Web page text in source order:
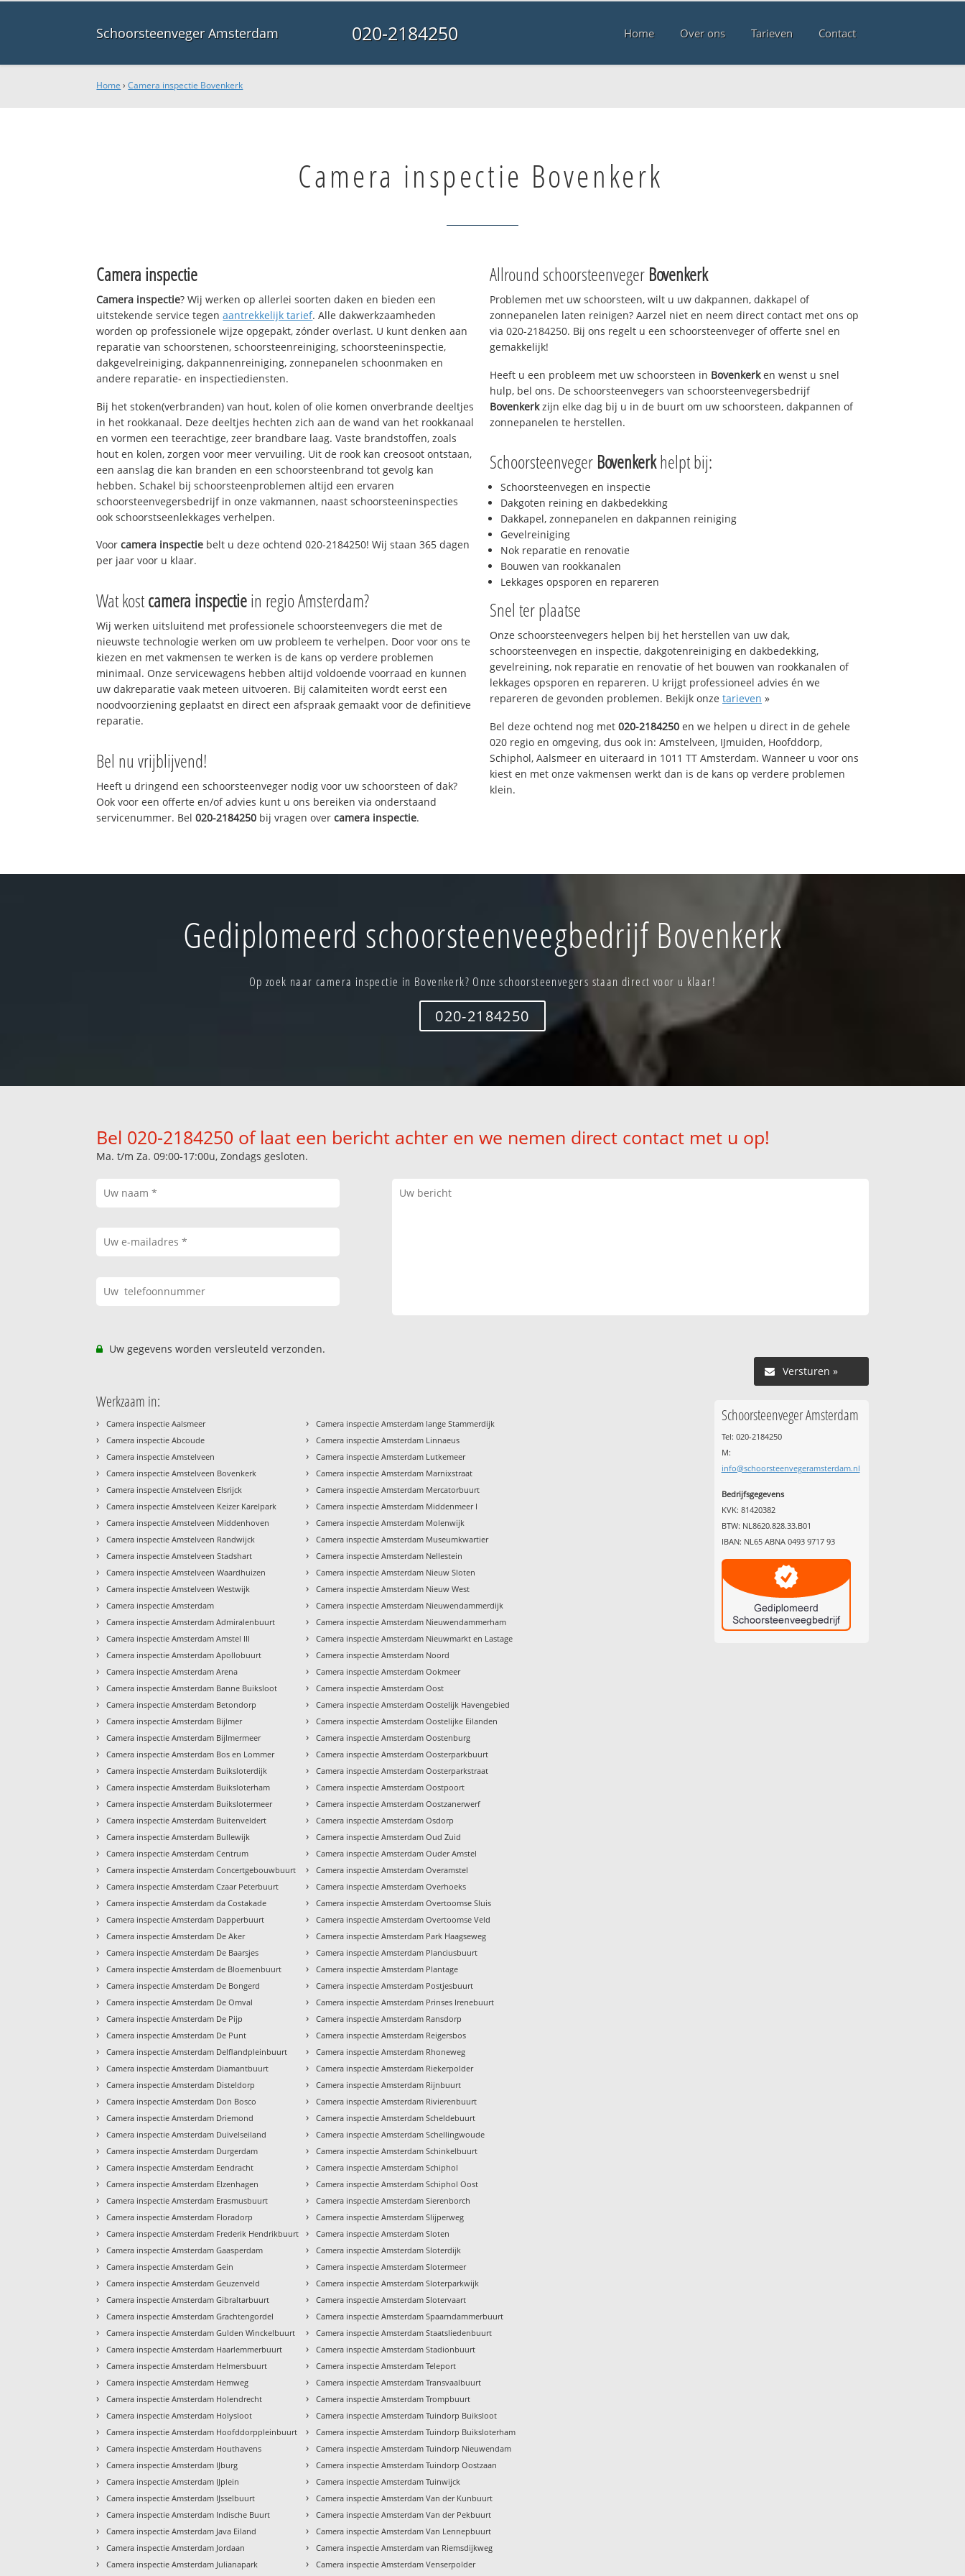
Schoorsteenveger Amsterdam 020-2184250 Home Over ons Tarieven Contact
Home ›Camera inspectie Bovenkerk
Camera inspectie Bovenkerk
Camera inspectie
Camera inspectie? Wij werken op allerlei soorten daken en bieden een
uitstekende service tegenaantrekkelijk tarief. Alle dakwerkzaamheden
worden op professionele wijze opgepakt, zónder overlast. U kunt denken aan
reparatie van schoorstenen, schoorsteenreiniging, schoorsteeninspectie,
dakgevelreiniging, dakpannenreiniging, zonnepanelen schoonmaken en
andere reparatie- en inspectiediensten.
Bij het stoken(verbranden) van hout, kolen of olie komen onverbrande deeltjes
in het rookkanaal. Deze deeltjes hechten zich aan de wand van het rookkanaal
en vormen een teerachtige, zeer brandbare laag. Vaste brandstoffen, zoals
hout en kolen, zorgen voor meer vervuiling. Uit de rook kan creosoot ontstaan,
een aanslag die kan branden en een schoorsteenbrand tot gevolg kan
hebben. Schakel bij schoorsteenproblemen altijd een ervaren
schoorsteenvegersbedrijf in onze vakmannen, naast schoorsteeninspecties
ook schoorstseenlekkages verhelpen.
Voorcamera inspectie belt u deze ochtend 020-2184250! Wij staan 365 dagen
per jaar voor u klaar.
Wat kostcamera inspectiein regio Amsterdam?
Wij werken uitsluitend met professionele schoorsteenvegers die met de
nieuwste technologie werken om uw probleem te verhelpen. Door voor ons te
kiezen en met vakmensen te werken is de kans op verdere problemen
minimaal. Onze servicewagens hebben altijd voldoende voorraad en kunnen
uw dakreparatie vaak meteen uitvoeren. Bij calamiteiten wordt eerst een
noodvoorziening geplaatst en direct een afspraak gemaakt voor de definitieve
reparatie.
Bel nu vrijblijvend!
Heeft u dringend een schoorsteenveger nodig voor uw schoorsteen of dak?
Ook voor een offerte en/of advies kunt u ons bereiken via onderstaand
servicenummer. Bel020-2184250 bij vragen overcamera inspectie.
Allround schoorsteenveger Bovenkerk
Problemen met uw schoorsteen, wilt u uw dakpannen, dakkapel of
zonnepanelen laten reinigen? Aarzel niet en neem direct contact met ons op
via 020-2184250. Bij ons regelt u een schoorsteenveger of offerte snel en
gemakkelijk!
Heeft u een probleem met uw schoorsteen in Bovenkerken wenst u snel
hulp, bel ons. De schoorsteenvegers van schoorsteenvegersbedrijf
Bovenkerkzijn elke dag bij u in de buurt om uw schoorsteen, dakpannen of
zonnepanelen te herstellen.
Schoorsteenveger Bovenkerkhelpt bij:
Schoorsteenvegen en inspectie
Dakgoten reining en dakbedekking
Dakkapel, zonnepanelen en dakpannen reiniging
Gevelreiniging
Nok reparatie en renovatie
Bouwen van rookkanalen
Lekkages opsporen en repareren
Snel ter plaatse
Onze schoorsteenvegers helpen bij het herstellen van uw dak,
schoorsteenvegen en inspectie, dakgotenreiniging en dakbedekking,
gevelreining, nok reparatie en renovatie of het bouwen van rookkanalen of
lekkages opsporen en repareren. U krijgt professioneel advies én we
repareren de gevonden problemen. Bekijk onze tarieven »
Bel deze ochtend nog met 020-2184250 en we helpen u direct in de gehele
020 regio en omgeving, dus ook in: Amstelveen, IJmuiden, Hoofddorp,
Schiphol, Aalsmeer en uiteraard in 1011 TT Amsterdam. Wanneer u voor ons
kiest en met onze vakmensen werkt dan is de kans op verdere problemen
klein.
Gediplomeerd schoorsteenveegbedrijf Bovenkerk
Op zoek naar camera inspectie in Bovenkerk? Onze schoorsteenvegers staan direct voor u klaar!
020-2184250
Bel 020-2184250 of laat een bericht achter en we nemen direct contact met u op!
Ma. t/m Za. 09:00-17:00u, Zondags gesloten.
Uw gegevens worden versleuteld verzonden.
Versturen »
Werkzaam in:
› Camera inspectie Aalsmeer
› Camera inspectie Abcoude
› Camera inspectie Amstelveen
› Camera inspectie Amstelveen Bovenkerk
› Camera inspectie Amstelveen Elsrijck
› Camera inspectie Amstelveen Keizer Karelpark
› Camera inspectie Amstelveen Middenhoven
› Camera inspectie Amstelveen Randwijck
› Camera inspectie Amstelveen Stadshart
› Camera inspectie Amstelveen Waardhuizen
› Camera inspectie Amstelveen Westwijk
› Camera inspectie Amsterdam
› Camera inspectie Amsterdam Admiralenbuurt
› Camera inspectie Amsterdam Amstel III
› Camera inspectie Amsterdam Apollobuurt
› Camera inspectie Amsterdam Arena
› Camera inspectie Amsterdam Banne Buiksloot
› Camera inspectie Amsterdam Betondorp
› Camera inspectie Amsterdam Bijlmer
› Camera inspectie Amsterdam Bijlmermeer
› Camera inspectie Amsterdam Bos en Lommer
› Camera inspectie Amsterdam Buiksloterdijk
› Camera inspectie Amsterdam Buiksloterham
› Camera inspectie Amsterdam Buikslotermeer
› Camera inspectie Amsterdam Buitenveldert
› Camera inspectie Amsterdam Bullewijk
› Camera inspectie Amsterdam Centrum
› Camera inspectie Amsterdam Concertgebouwbuurt
› Camera inspectie Amsterdam Czaar Peterbuurt
› Camera inspectie Amsterdam da Costakade
› Camera inspectie Amsterdam Dapperbuurt
› Camera inspectie Amsterdam De Aker
› Camera inspectie Amsterdam De Baarsjes
› Camera inspectie Amsterdam de Bloemenbuurt
› Camera inspectie Amsterdam De Bongerd
› Camera inspectie Amsterdam De Omval
› Camera inspectie Amsterdam De Pijp
› Camera inspectie Amsterdam De Punt
› Camera inspectie Amsterdam Delflandpleinbuurt
› Camera inspectie Amsterdam Diamantbuurt
› Camera inspectie Amsterdam Disteldorp
› Camera inspectie Amsterdam Don Bosco
› Camera inspectie Amsterdam Driemond
› Camera inspectie Amsterdam Duivelseiland
› Camera inspectie Amsterdam Durgerdam
› Camera inspectie Amsterdam Eendracht
› Camera inspectie Amsterdam Elzenhagen
› Camera inspectie Amsterdam Erasmusbuurt
› Camera inspectie Amsterdam Floradorp
› Camera inspectie Amsterdam Frederik Hendrikbuurt
› Camera inspectie Amsterdam Gaasperdam
› Camera inspectie Amsterdam Gein
› Camera inspectie Amsterdam Geuzenveld
› Camera inspectie Amsterdam Gibraltarbuurt
› Camera inspectie Amsterdam Grachtengordel
› Camera inspectie Amsterdam Gulden Winckelbuurt
› Camera inspectie Amsterdam Haarlemmerbuurt
› Camera inspectie Amsterdam Helmersbuurt
› Camera inspectie Amsterdam Hemweg
› Camera inspectie Amsterdam Holendrecht
› Camera inspectie Amsterdam Holysloot
› Camera inspectie Amsterdam Hoofddorppleinbuurt
› Camera inspectie Amsterdam Houthavens
› Camera inspectie Amsterdam IJburg
› Camera inspectie Amsterdam IJplein
› Camera inspectie Amsterdam IJsselbuurt
› Camera inspectie Amsterdam Indische Buurt
› Camera inspectie Amsterdam Java Eiland
› Camera inspectie Amsterdam Jordaan
› Camera inspectie Amsterdam Julianapark
› Camera inspectie Amsterdam lange Stammerdijk
› Camera inspectie Amsterdam Linnaeus
› Camera inspectie Amsterdam Lutkemeer
› Camera inspectie Amsterdam Marnixstraat
› Camera inspectie Amsterdam Mercatorbuurt
› Camera inspectie Amsterdam Middenmeer I
› Camera inspectie Amsterdam Molenwijk
› Camera inspectie Amsterdam Museumkwartier
› Camera inspectie Amsterdam Nellestein
› Camera inspectie Amsterdam Nieuw Sloten
› Camera inspectie Amsterdam Nieuw West
› Camera inspectie Amsterdam Nieuwendammerdijk
› Camera inspectie Amsterdam Nieuwendammerham
› Camera inspectie Amsterdam Nieuwmarkt en Lastage
› Camera inspectie Amsterdam Noord
› Camera inspectie Amsterdam Ookmeer
› Camera inspectie Amsterdam Oost
› Camera inspectie Amsterdam Oostelijk Havengebied
› Camera inspectie Amsterdam Oostelijke Eilanden
› Camera inspectie Amsterdam Oostenburg
› Camera inspectie Amsterdam Oosterparkbuurt
› Camera inspectie Amsterdam Oosterparkstraat
› Camera inspectie Amsterdam Oostpoort
› Camera inspectie Amsterdam Oostzanerwerf
› Camera inspectie Amsterdam Osdorp
› Camera inspectie Amsterdam Oud Zuid
› Camera inspectie Amsterdam Ouder Amstel
› Camera inspectie Amsterdam Overamstel
› Camera inspectie Amsterdam Overhoeks
› Camera inspectie Amsterdam Overtoomse Sluis
› Camera inspectie Amsterdam Overtoomse Veld
› Camera inspectie Amsterdam Park Haagseweg
› Camera inspectie Amsterdam Planciusbuurt
› Camera inspectie Amsterdam Plantage
› Camera inspectie Amsterdam Postjesbuurt
› Camera inspectie Amsterdam Prinses Irenebuurt
› Camera inspectie Amsterdam Ransdorp
› Camera inspectie Amsterdam Reigersbos
› Camera inspectie Amsterdam Rhoneweg
› Camera inspectie Amsterdam Riekerpolder
› Camera inspectie Amsterdam Rijnbuurt
› Camera inspectie Amsterdam Rivierenbuurt
› Camera inspectie Amsterdam Scheldebuurt
› Camera inspectie Amsterdam Schellingwoude
› Camera inspectie Amsterdam Schinkelbuurt
› Camera inspectie Amsterdam Schiphol
› Camera inspectie Amsterdam Schiphol Oost
› Camera inspectie Amsterdam Sierenborch
› Camera inspectie Amsterdam Slijperweg
› Camera inspectie Amsterdam Sloten
› Camera inspectie Amsterdam Sloterdijk
› Camera inspectie Amsterdam Slotermeer
› Camera inspectie Amsterdam Sloterparkwijk
› Camera inspectie Amsterdam Slotervaart
› Camera inspectie Amsterdam Spaarndammerbuurt
› Camera inspectie Amsterdam Staatsliedenbuurt
› Camera inspectie Amsterdam Stadionbuurt
› Camera inspectie Amsterdam Teleport
› Camera inspectie Amsterdam Transvaalbuurt
› Camera inspectie Amsterdam Trompbuurt
› Camera inspectie Amsterdam Tuindorp Buiksloot
› Camera inspectie Amsterdam Tuindorp Buiksloterham
› Camera inspectie Amsterdam Tuindorp Nieuwendam
› Camera inspectie Amsterdam Tuindorp Oostzaan
› Camera inspectie Amsterdam Tuinwijck
› Camera inspectie Amsterdam Van der Kunbuurt
› Camera inspectie Amsterdam Van der Pekbuurt
› Camera inspectie Amsterdam Van Lennepbuurt
› Camera inspectie Amsterdam van Riemsdijkweg
› Camera inspectie Amsterdam Venserpolder
Schoorsteenveger Amsterdam
Tel: 020-2184250
M:
info@schoorsteenvegeramsterdam.nl
Bedrijfsgegevens
KVK: 81420382
BTW: NL8620.828.33.B01
IBAN: NL65 ABNA 0493 9717 93